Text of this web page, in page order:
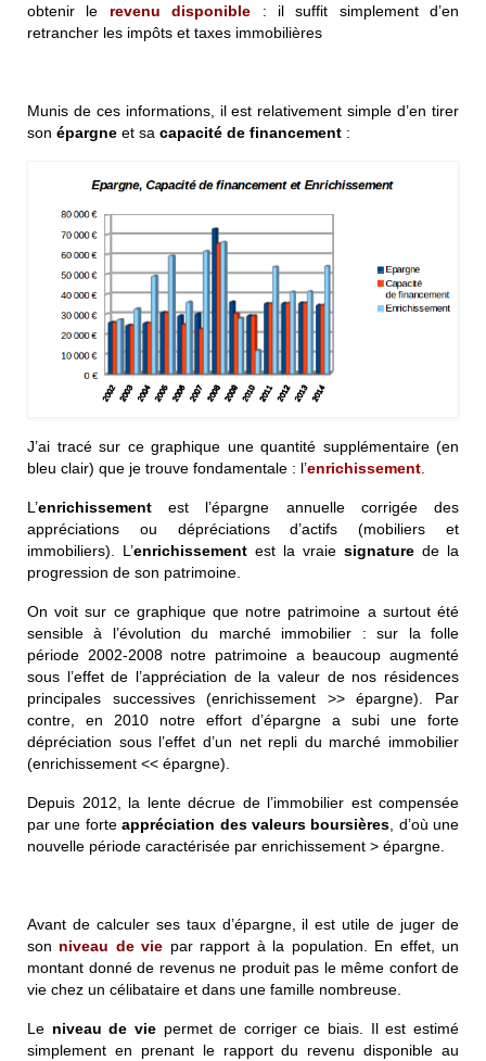
obtenir le revenu disponible : il suffit simplement d’en
retrancher les impôts et taxes immobilières
Munis de ces informations, il est relativement simple d’en tirer
son épargne et sa capacité de financement :
J’ai tracé sur ce graphique une quantité supplémentaire (en
bleu clair) que je trouve fondamentale : l’enrichissement
L’enrichissement est l’épargne annuelle corrigée des
appréciations ou dépréciations d’actifs (mobiliers et
immobiliers). L’enrichissement est la vraie signature de la
progression de son patrimoine.
On voit sur ce graphique que notre patrimoine a surtout été
sensible à l’évolution du marché immobilier : sur la folle
période 2002-2008 notre patrimoine a beaucoup augmenté
sous l’effet de l’appréciation de la valeur de nos résidences
principales successives (enrichissement >> épargne). Par
contre, en 2010 notre effort d’épargne a subi une forte
dépréciation sous l’effet d’un net repli du marché immobilier
(enrichissement << épargne).
Depuis 2012, la lente décrue de l’immobilier est compensée
par une forteappréciation des valeurs boursières , d’où une
nouvelle période caractérisée par enrichissement > épargne.
Avant de calculer ses taux d’épargne, il est utile de juger de
son niveau de vie par rapport à la population. En effet, un
montant donné de revenus ne produit pas le même confort de
vie chez un célibataire et dans une famille nombreuse.
Le niveau de viepermet de corriger ce biais. Il est estimé
simplement en prenant le rapport du revenu disponible au